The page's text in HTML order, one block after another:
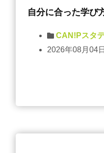
自分に合った学び
CAN!Pスタ
2026年08月04日